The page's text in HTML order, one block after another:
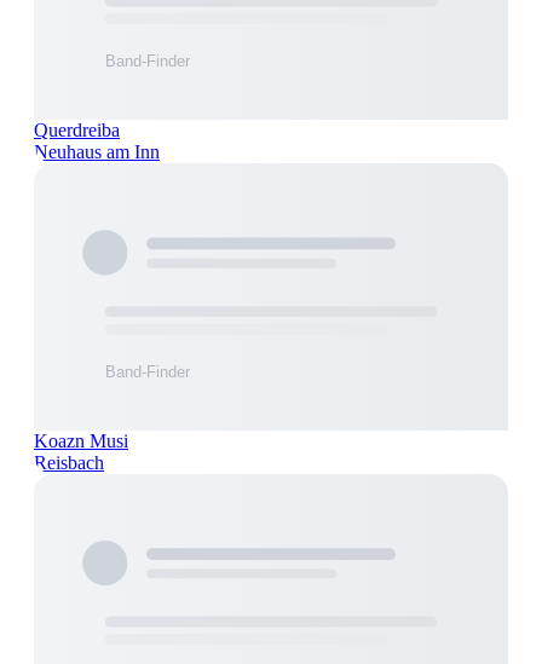
Querdreiba
Neuhaus am Inn
Koazn Musi
Reisbach